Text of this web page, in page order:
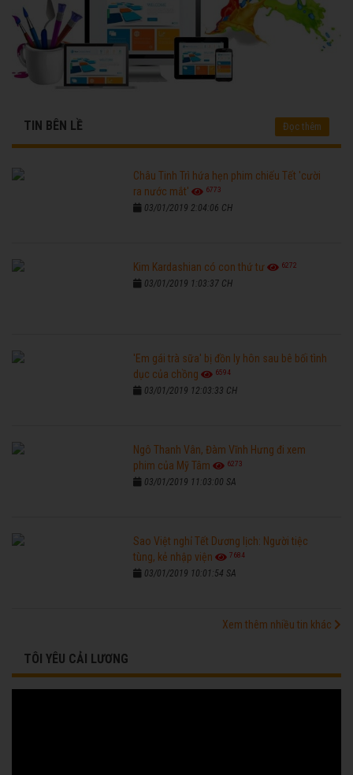
TIN BÊN LỀ Đọc thêm
Châu Tinh Trì hứa hẹn phim chiếu Tết 'cười
ra nước mắt'
6773
03/01/2019 2:04:06 CH
Kim Kardashian có con thứ tư 6272
03/01/2019 1:03:37 CH
'Em gái trà sữa' bị đồn ly hôn sau bê bối tình
dục của chồng
6594
03/01/2019 12:03:33 CH
Ngô Thanh Vân, Đàm Vĩnh Hưng đi xem
phim của Mỹ Tâm
6273
03/01/2019 11:03:00 SA
Sao Việt nghỉ Tết Dương lịch: Người tiệc
tùng, kẻ nhập viện
7684
03/01/2019 10:01:54 SA
Xem thêm nhiều tin khác
TÔI YÊU CẢI LƯƠNG